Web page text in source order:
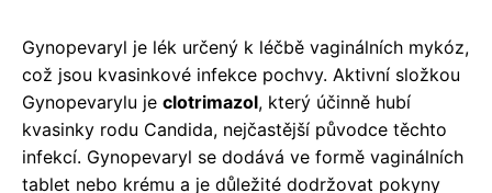
Gynopevaryl je lék určený k léčbě vaginálních mykóz,
což jsou kvasinkové infekce pochvy. Aktivní složkou
Gynopevarylu je clotrimazol, který účinně hubí
kvasinky rodu Candida, nejčastější původce těchto
infekcí. Gynopevaryl se dodává ve formě vaginálních
tablet nebo krému a je důležité dodržovat pokyny